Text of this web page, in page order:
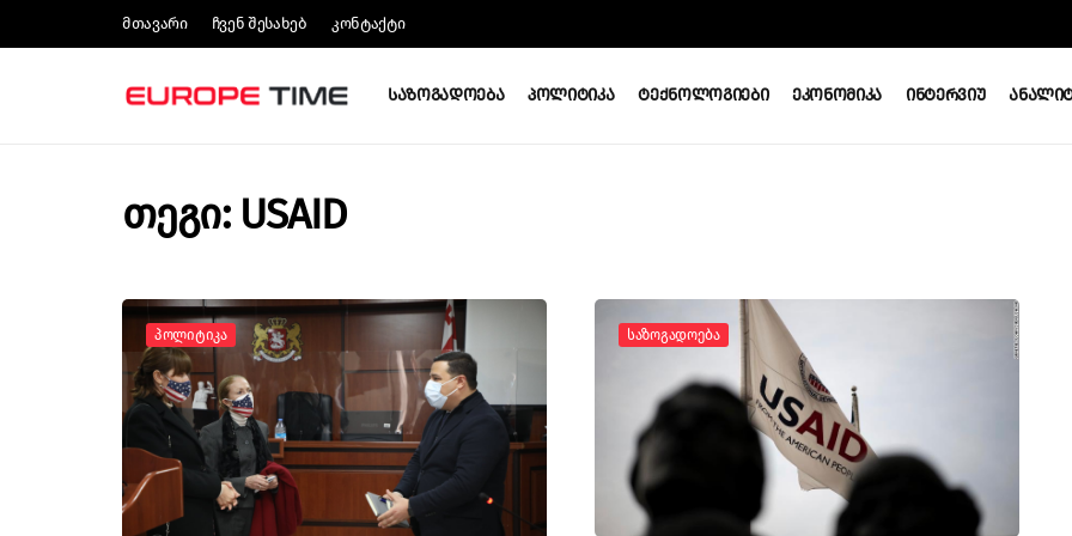
Მთავარი Ჩვენ Შესახებ Კონტაქტი
Საზოგადოება Პოლიტიკა Ტექნოლოგიები Ეკონომიკა Ინტერვიუ
თეგი: USAID
Პოლიტიკა Საზოგადოება